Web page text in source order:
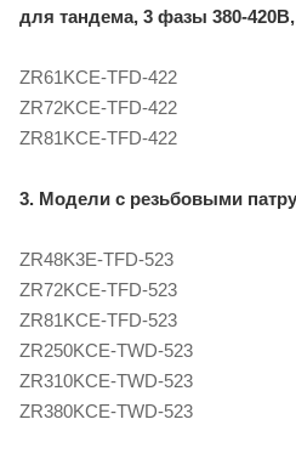
для тандема, 3 фазы 380-
ZR61KCE-TFD-422
ZR72KCE-TFD-422
ZR81KCE-TFD-422
3. Модели с резьбовыми
ZR48K3E-TFD-523
ZR72KCE-TFD-523
ZR81KCE-TFD-523
ZR250KCE-TWD-523
ZR310KCE-TWD-523
ZR380KCE-TWD-523